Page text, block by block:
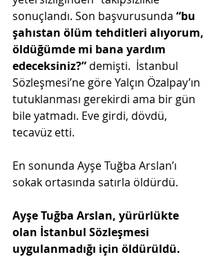
sonuçlandı. Son başvurusunda “bu
şahıstan ölüm tehditleri alıyorum,
öldüğümde mi bana yardım
edeceksiniz?” demişti.  İstanbul
Sözleşmesi’ne göre Yalçın Özalpay’ın
tutuklanması gerekirdi ama bir gün
bile yatmadı. Eve girdi, dövdü,
tecavüz etti.
En sonunda Ayşe Tuğba Arslan’ı
sokak ortasında satırla öldürdü.
Ayşe Tuğba Arslan, yürürlükte
olan İstanbul Sözleşmesi
uygulanmadığı için öldürüldü.